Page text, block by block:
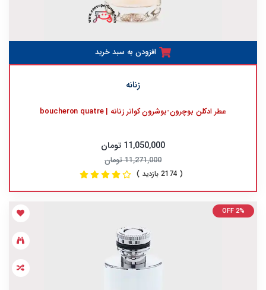
افزودن به سبد خرید
زنانه
عطر ادکلن بوچرون-بوشرون کواتر زنانه | boucheron quatre
11,050,000 تومان
11,271,000 تومان
( 2174 بازدید )
OFF 2%